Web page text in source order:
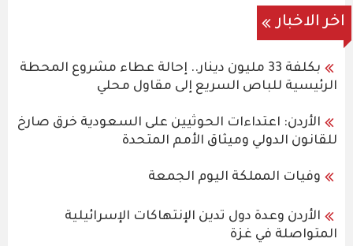
اخر الاخبار
بكلفة 33 مليون دينار.. إحالة عطاء مشروع المحطة
الرئيسية للباص السريع إلى مقاول محلي
الأردن: اعتداءات الحوثيين على السعودية خرق صارخ
للقانون الدولي وميثاق الأمم المتحدة
وفيات المملكة اليوم الجمعة
الأردن وعدة دول تدين الإنتهاكات الإسرائيلية
المتواصلة في غزة